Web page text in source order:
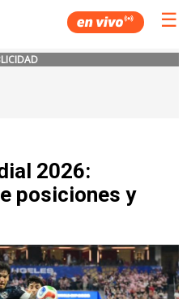
☰
2026:
posiciones y